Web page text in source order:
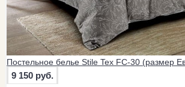
Постельное белье Stile Tex FC-30 (размер
9 150 руб.